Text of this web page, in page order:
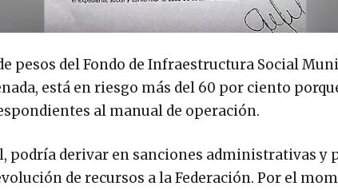
pesos del Fondo de Infraestructura Social
está en riesgo más del 60 por ciento
al manual de operación.
podría derivar en sanciones administrativas y
de recursos a la Federación. Por el